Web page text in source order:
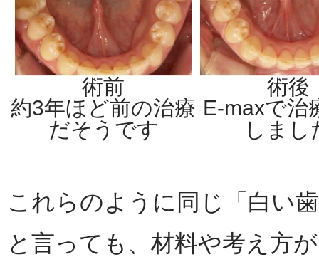
術前
約3年ほど前の治療
だそうです
術後
E-maxで治
しまし
これらのように同じ「白い
と言っても、材料や考え方